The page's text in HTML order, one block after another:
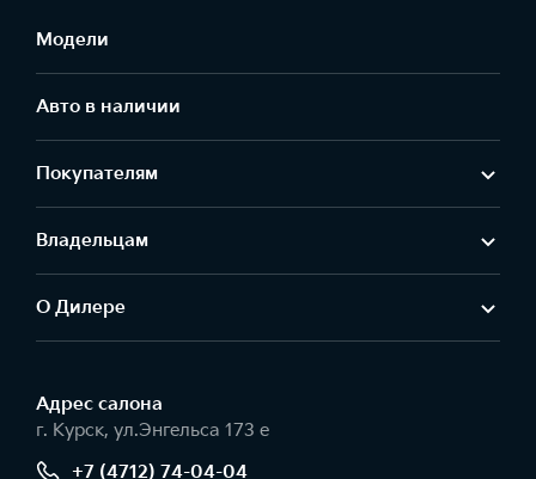
Модели
Авто в наличии
Покупателям
Владельцам
О Дилере
Адрес салонa
г. Курск, ул.Энгельса 173 е
+7 (4712) 74-04-04